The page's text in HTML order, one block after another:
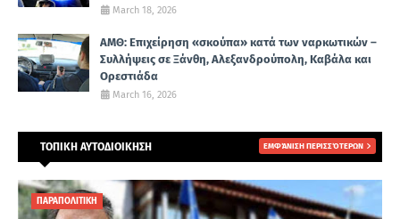
March 18, 2026
ΑΜΘ: Επιχείρηση «σκούπα» κατά των ναρκωτικών –
Συλλήψεις σε Ξάνθη, Αλεξανδρούπολη, Καβάλα και
Ορεστιάδα
March 16, 2026
ΤΟΠΙΚΗ ΑΥΤΟΔΙΟΙΚΗΣΗ ΕΜΦΆΝΙΣΗ ΠΕΡΙΣΣΌΤΕΡΩΝ
ΠΑΡΑΠΟΛΙΤΙΚΗ